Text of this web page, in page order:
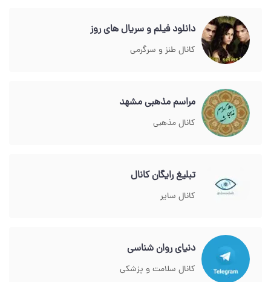
دانلود فیلم و سریال های روز
کانال طنز و سرگرمی
مراسم مذهبی مشهد
کانال مذهبی
تبلیغ رایگان کانال
کانال سایر
دنیای روان شناسی
کانال سلامت و پزشکی